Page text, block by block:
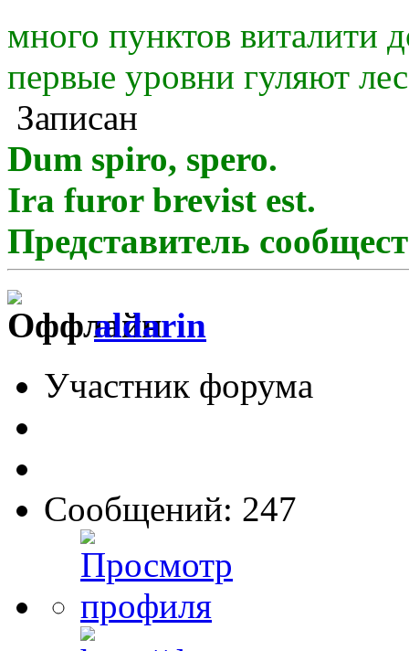
много пунктов виталити
первые уровни гуляют
Записан
Dum spiro, spero.
Ira furor brevist est.
Представитель
aldarin
Участник форума
Сообщений: 247